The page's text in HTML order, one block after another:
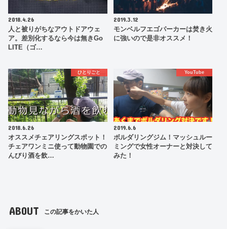
2018.4.26
人と被りがちなアウトドアウェ
ア。差別化するなら今は無きGo
LITE（ゴ…
2019.3.12
モンベルフエゴパーカーは焚き火
に強いので是非オススメ！
ひとりごと
2018.6.26
オススメチェアリングスポット！
チェアワンミニ使って動物園での
んびり酒を飲…
YouTube
2019.6.6
ボルダリングジム！マッシュルー
ミングで女性オーナーと対決して
みた！
ABOUT この記事をかいた人